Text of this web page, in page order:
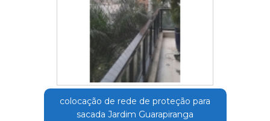
colocação de rede de proteção para
sacada Jardim Guarapiranga